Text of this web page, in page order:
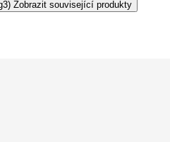
Zobrazit související produkty